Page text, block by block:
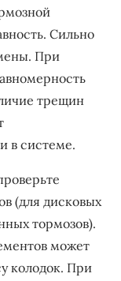
Сильно
При
трещин
в системе.
(для дисковых
тормозов).
может
колодок. При